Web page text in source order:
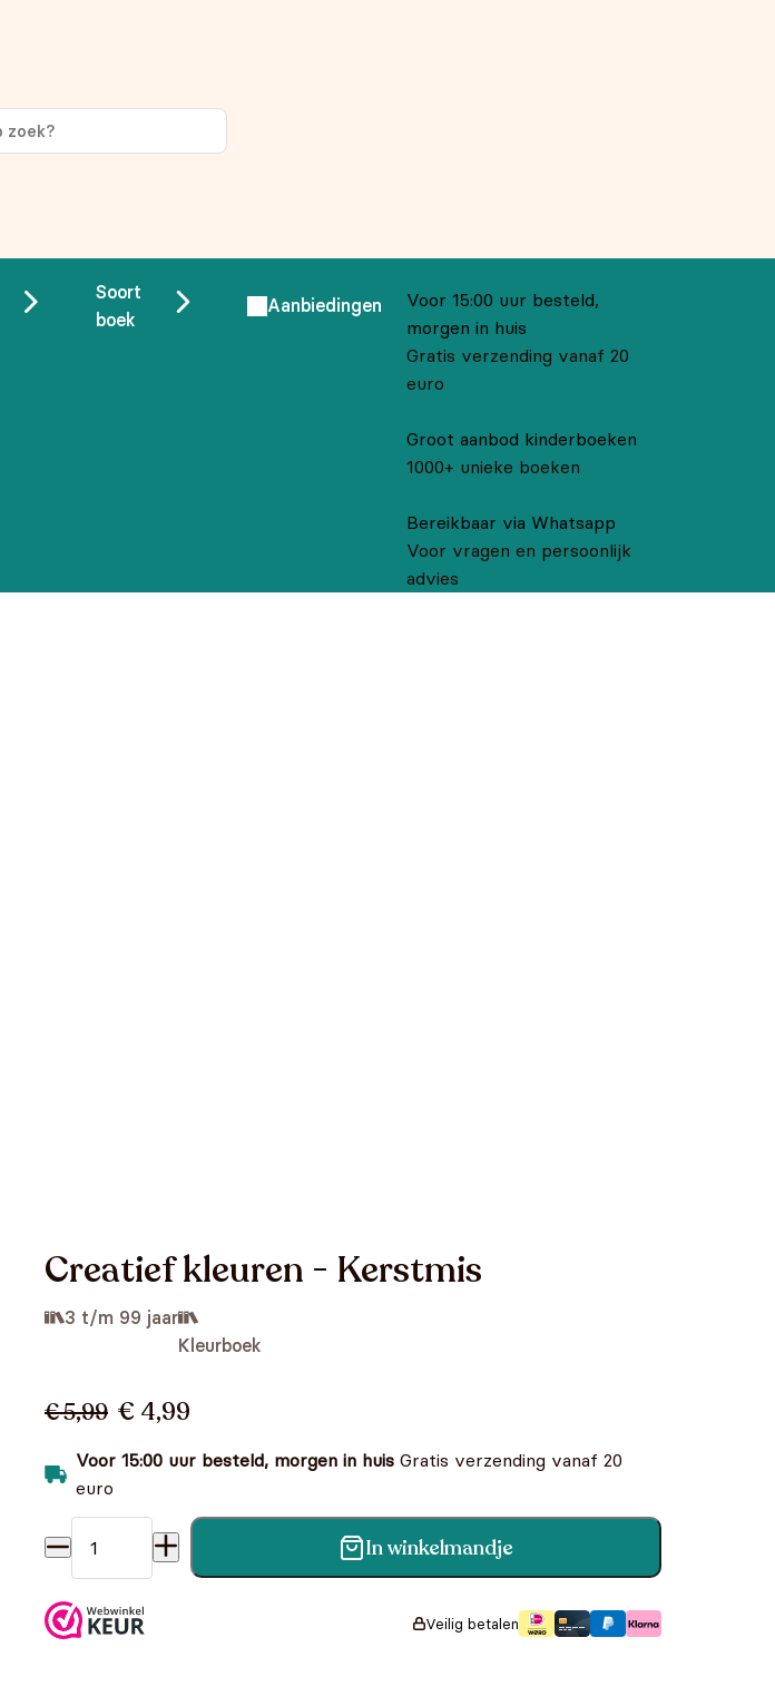
Soort
boek
Aanbiedingen
Voor 15:00 uur besteld,
morgen in huis
Gratis verzending vanaf 20
euro
Groot aanbod kinderboeken
1000+ unieke boeken
Bereikbaar via Whatsapp
Voor vragen en persoonlijk
advies
Creatief kleuren - Kerstmis
3 t/m 99 jaar
Kleurboek
€ 5,99 € 4,99
Voor 15:00 uur besteld, morgen in huis Gratis verzending vanaf 20
euro
Creatief kleuren - Kerstmis aantal In winkelmandje
Veilig betalen